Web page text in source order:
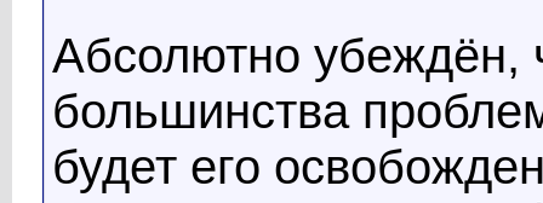
Абсолютно убеждён,
большинства
будет его